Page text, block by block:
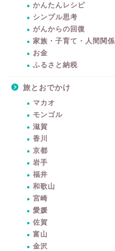
かんたんレシピ
シンプル思考
がんからの回復
家族・子育て・人間関係
お金
ふるさと納税
旅とおでかけ
マカオ
モンゴル
滋賀
香川
京都
岩手
福井
和歌山
宮崎
愛媛
佐賀
富山
金沢